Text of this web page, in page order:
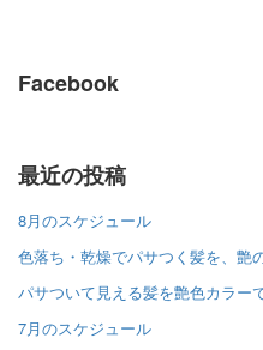
Facebook
最近の投稿
8月のスケジュール
色落ち・乾燥でパサつく髪を、艶
パサついて見える髪を艶色カラー
7月のスケジュール